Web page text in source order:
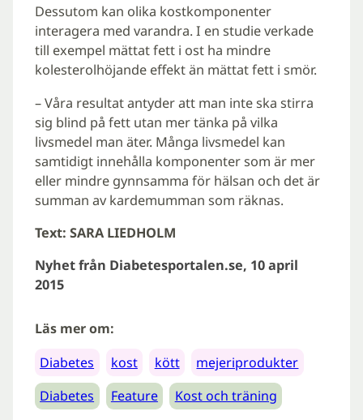
Dessutom kan olika kostkomponenter
interagera med varandra. I en studie verkade
till exempel mättat fett i ost ha mindre
kolesterolhöjande effekt än mättat fett i smör.
– Våra resultat antyder att man inte ska stirra
sig blind på fett utan mer tänka på vilka
livsmedel man äter. Många livsmedel kan
samtidigt innehålla komponenter som är mer
eller mindre gynnsamma för hälsan och det är
summan av kardemumman som räknas.
Text: SARA LIEDHOLM
Nyhet från Diabetesportalen.se, 10 april
2015
Läs mer om:
Diabetes
kost kött
mejeriprodukter
Diabetes
Feature Kost och träning